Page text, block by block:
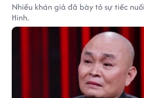
Nhiều khán giả đã bày tỏ sự tiếc
Hinh.